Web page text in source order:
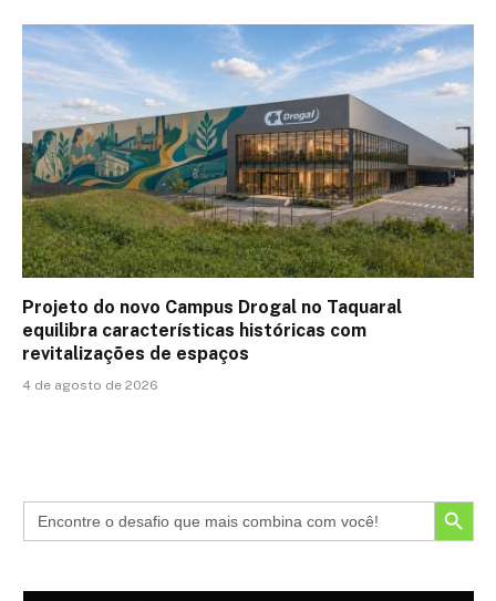
Projeto do novo Campus Drogal no Taquaral
equilibra características históricas com
revitalizações de espaços
4 de agosto de 2026
SEARCH BUTTON